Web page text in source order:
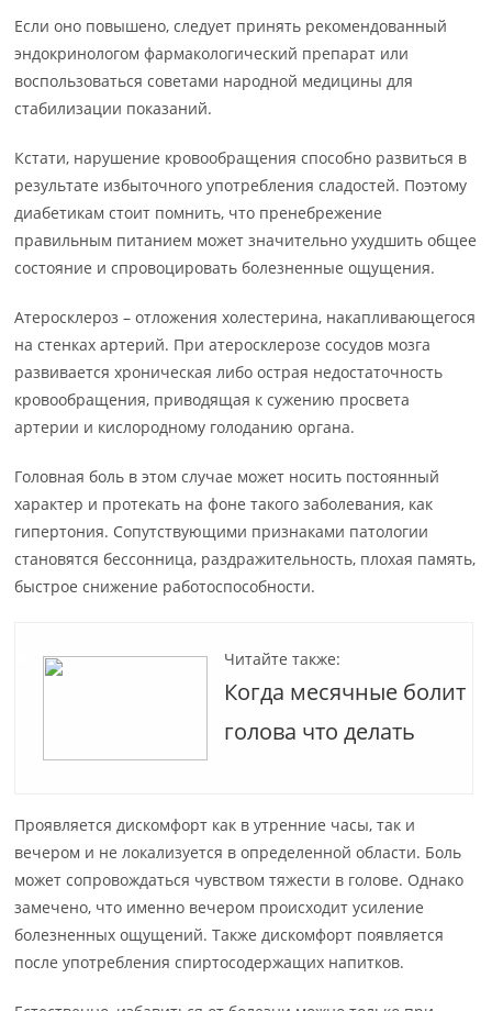
Если оно повышено, следует принять рекомендованный
эндокринологом фармакологический препарат или
воспользоваться советами народной медицины для
стабилизации показаний.
Кстати, нарушение кровообращения способно развиться в
результате избыточного употребления сладостей. Поэтому
диабетикам стоит помнить, что пренебрежение
правильным питанием может значительно ухудшить общее
состояние и спровоцировать болезненные ощущения.
Атеросклероз – отложения холестерина, накапливающегося
на стенках артерий. При атеросклерозе сосудов мозга
развивается хроническая либо острая недостаточность
кровообращения, приводящая к сужению просвета
артерии и кислородному голоданию органа.
Головная боль в этом случае может носить постоянный
характер и протекать на фоне такого заболевания, как
гипертония. Сопутствующими признаками патологии
становятся бессонница, раздражительность, плохая память,
быстрое снижение работоспособности.
Читайте также:
Когда месячные болит
голова что делать
Проявляется дискомфорт как в утренние часы, так и
вечером и не локализуется в определенной области. Боль
может сопровождаться чувством тяжести в голове. Однако
замечено, что именно вечером происходит усиление
болезненных ощущений. Также дискомфорт появляется
после употребления спиртосодержащих напитков.